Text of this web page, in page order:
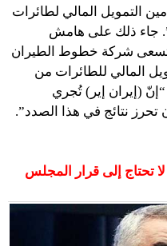
التمويل المالي لطائرات
جاء ذلك على هامش
شركة خطوط الطيران
المالي للطائرات من
“إنّ (إيران إير) تُجري
نتائج في هذا الصدد”.
تحتاج إلى قرار المجلس